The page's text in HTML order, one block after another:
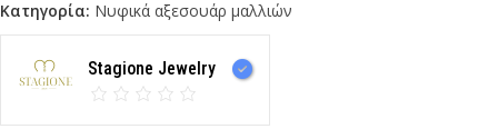
Κατηγορία: Νυφικά αξεσουάρ μαλλιών
Stagione Jewelry